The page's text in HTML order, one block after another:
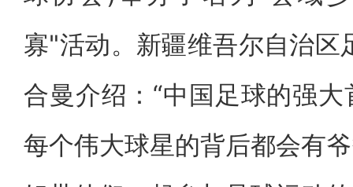
寡"活动。新疆维吾尔自治区
合曼介绍：“中国足球的强
每个伟大球星的背后都会有